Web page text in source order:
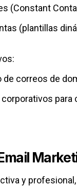
(Constant
(plantillas
correos de
para
y